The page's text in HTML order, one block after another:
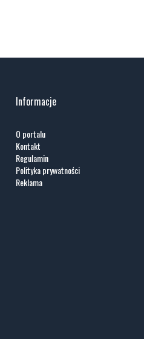
Informacje
O portalu
Kontakt
Regulamin
Polityka prywatności
Reklama